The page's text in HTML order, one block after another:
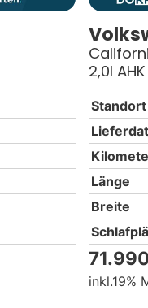
2,0l AHK
Standort
Länge
Breite
19%